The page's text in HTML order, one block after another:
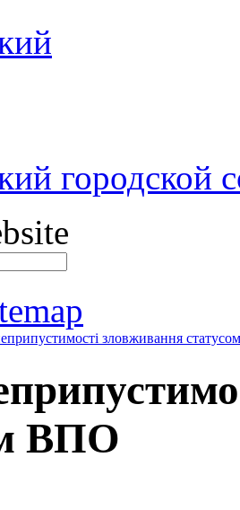
городской
зловживання
ВПО